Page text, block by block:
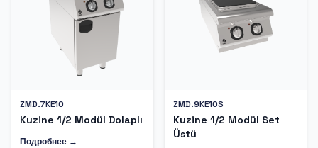
ZMD.7KE10
Kuzine 1/2 Modül Dolaplı
Подробнее →
ZMD.9KE10S
Kuzine 1/2 Modül Set
Üstü